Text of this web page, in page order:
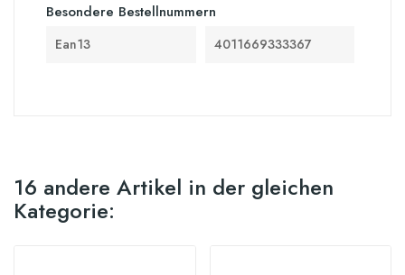
Besondere Bestellnummern
Ean13 4011669333367
16 andere Artikel in der gleichen
Kategorie: